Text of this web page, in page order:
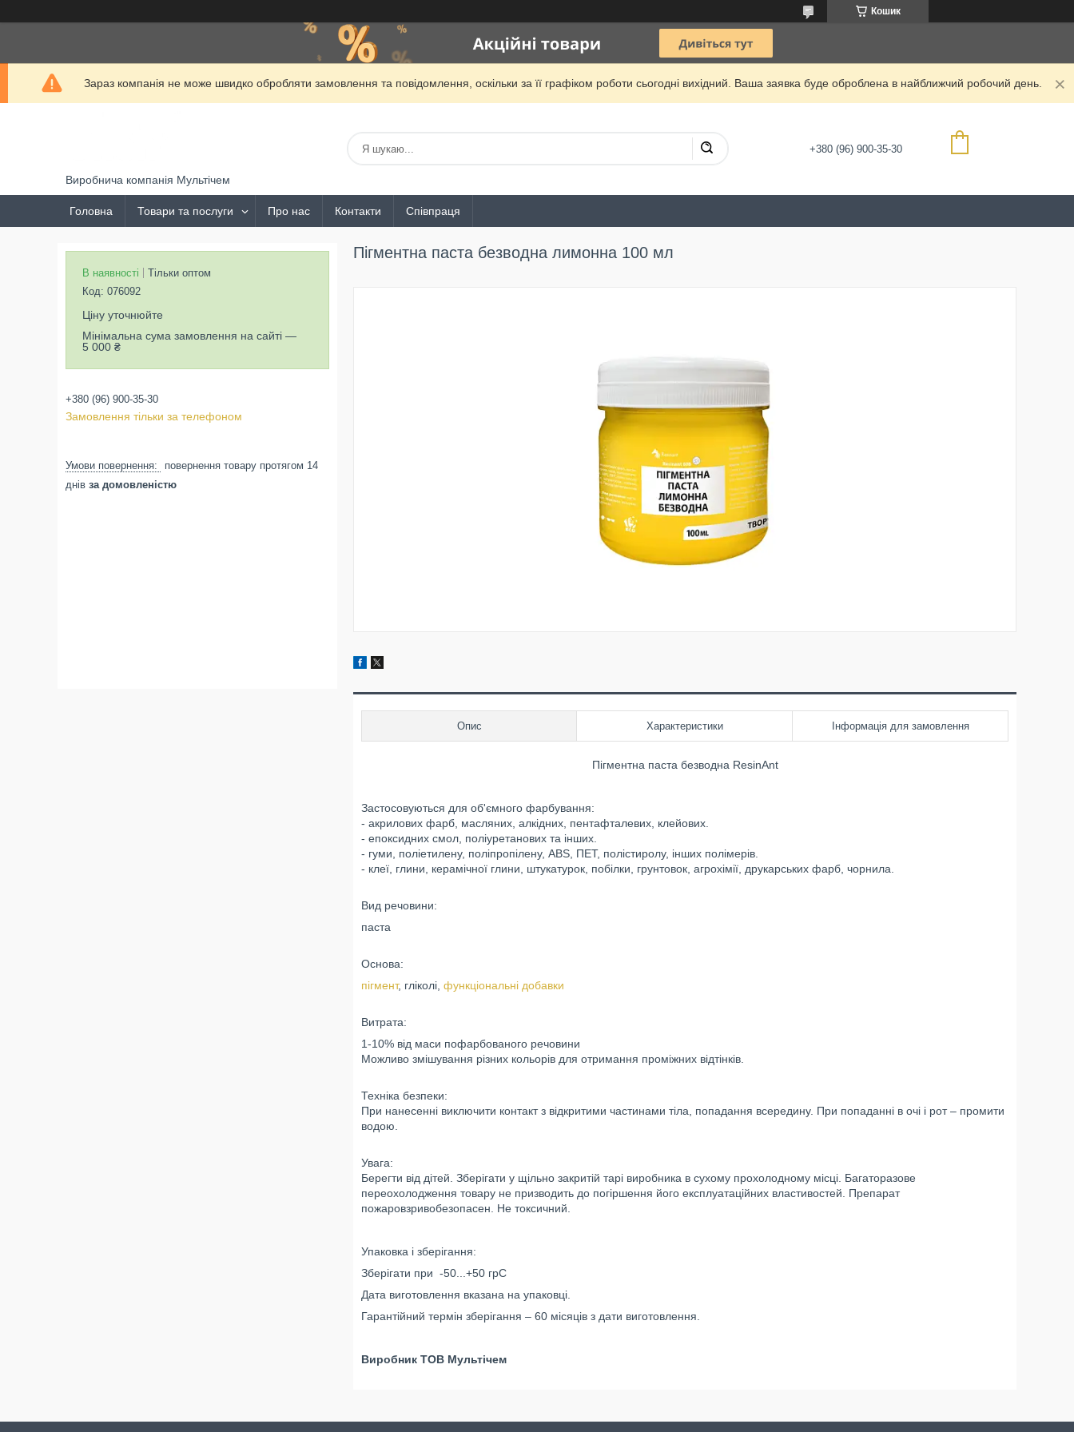
Кошик
Зараз компанія не може швидко обробляти замовлення та повідомлення, оскільки за її графіком роботи сьогодні вихідний. Ваша заявка буде оброблена в найближчий робочий день.
Виробнича компанія Мультічем
+380 (96) 900-35-30
Головна Товари та послуги Про нас Контакти Співпраця
Пігментна паста безводна лимонна 100 мл
Опис Характеристики Інформація для замовлення
Пігментна паста безводна ResinAnt
Застосовуються для об'ємного фарбування:
- акрилових фарб, масляних, алкідних, пентафталевих, клейових.
- епоксидних смол, поліуретанових та інших.
- гуми, поліетилену, поліпропілену, ABS, ПЕТ, полістиролу, інших полімерів.
- клеї, глини, керамічної глини, штукатурок, побілки, грунтовок, агрохімії, друкарських фарб, чорнила.
Вид речовини:
паста
Основа:
пігмент, гліколі, функціональні добавки
Витрата:
1-10% від маси пофарбованого речовини
Можливо змішування різних кольорів для отримання проміжних відтінків.
Техніка безпеки:
При нанесенні виключити контакт з відкритими частинами тіла, попадання всередину. При попаданні в очі і рот – промити
водою.
Увага:
Берегти від дітей. Зберігати у щільно закритій тарі виробника в сухому прохолодному місці. Багаторазове
переохолодження товару не призводить до погіршення його експлуатаційних властивостей. Препарат
пожаровзривобезопасен. Не токсичний.
Упаковка і зберігання:
Зберігати при -50...+50 грС
Дата виготовлення вказана на упаковці.
Гарантійний термін зберігання – 60 місяців з дати виготовлення.
Виробник ТОВ Мультічем
В наявності
Тільки оптом
Код: 076092
Ціну уточнюйте
Мінімальна сума замовлення на сайті —
5 000 ₴
+380 (96) 900-35-30
Замовлення тільки за телефоном
повернення товару протягом 14
днів за домовленістю